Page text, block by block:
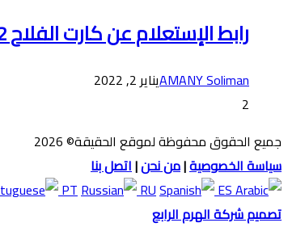
رابط الإستعلام عن كارت الفلاح 2022
AMANY Solimanيناير 2, 2022
2
جميع الحقوق محفوظة لموقع الحقيقة© 2026
سياسة الخصوصية|من نحن|اتصل بنا
PT RU
ES
تصميم شركة الهرم الرابع